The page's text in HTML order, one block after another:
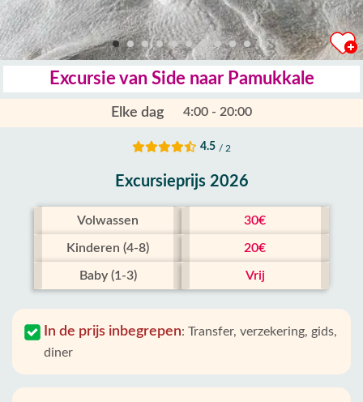
Excursie van Side naar Pamukkale
Elke dag 4:00 - 20:00
4.5 / 2
Excursieprijs 2026
Volwassen 30€
Kinderen (4-8) 20€
Baby (1-3) Vrij
In de prijs inbegrepen: Transfer, verzekering, gids,
diner